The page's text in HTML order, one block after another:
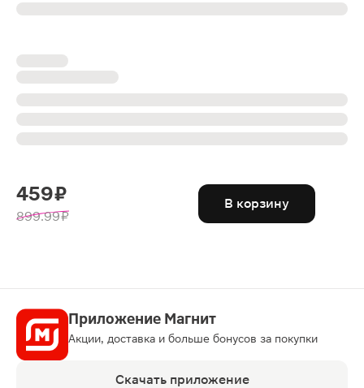
459 ₽
899.99 ₽
В корзину
Приложение Магнит
Акции, доставка и больше бонусов за покупки
Скачать приложение